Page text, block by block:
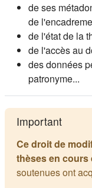
de ses
de
de l'état de la
de l'accès au
des données
patronyme...
Important
Ce droit de
thèses en cours
soutenues ont